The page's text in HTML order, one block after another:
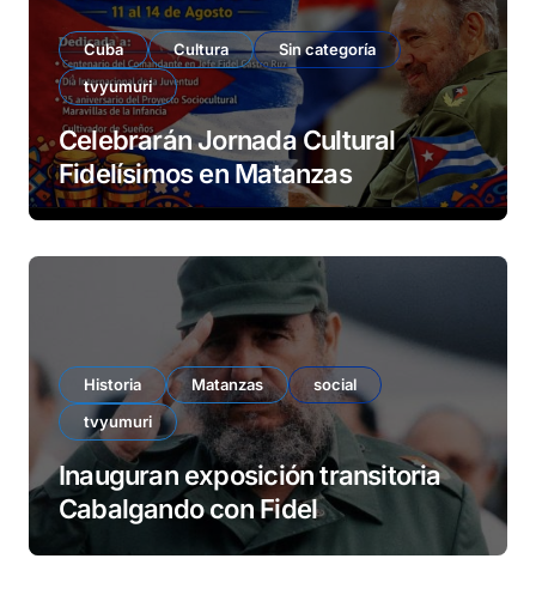
Cuba Cultura
Sin categoría
tvyumuri
Celebrarán Jornada Cultural
Fidelísimos en Matanzas
Historia Matanzas
social
tvyumuri
Inauguran exposición transitoria
Cabalgando con Fidel